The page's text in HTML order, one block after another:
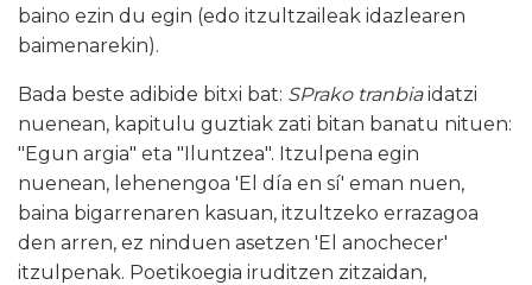
baino ezin du egin (edo itzultzaileak idazlearen
baimenarekin).
Bada beste adibide bitxi bat: SPrako tranbiaidatzi
nuenean, kapitulu guztiak zati bitan banatu nituen:
"Egun argia" eta "Iluntzea". Itzulpena egin
nuenean, lehenengoa 'El día en sí' eman nuen,
baina bigarrenaren kasuan, itzultzeko errazagoa
den arren, ez ninduen asetzen 'El anochecer'
itzulpenak. Poetikoegia iruditzen zitzaidan,